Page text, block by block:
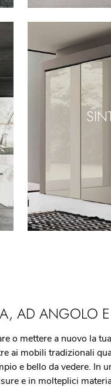
AD ANGOLO
o mettere a nuovo la
ai mobili tradizionali
e bello da vedere.
e in molteplici